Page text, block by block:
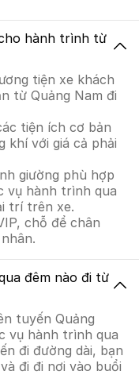
hành trình từ
tiện xe khách
từ Quảng Nam đi
tiện ích cơ bản
khí với giá cả phải
giường phù hợp
vụ hành trình qua
trí trên xe.
chỗ để chân
đêm nào đi từ
tuyến Quảng
vụ hành trình qua
đi đường dài, bạn
đi đi nơi vào buổi